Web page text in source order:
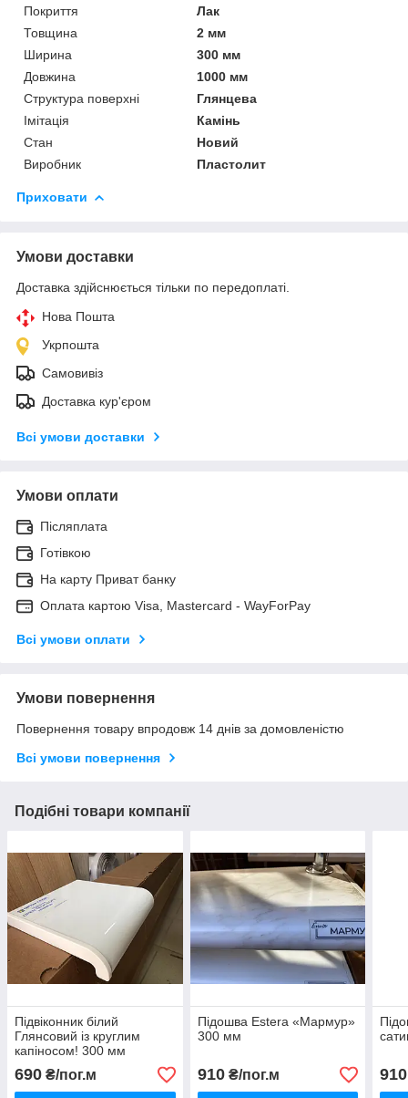
Покриття
Лак
Товщина
2 мм
Ширина
300 мм
Довжина
1000 мм
Структура поверхні
Глянцева
Імітація
Камінь
Стан
Новий
Виробник
Пластолит
Приховати
Умови доставки
Доставка здійснюється тільки по передоплаті.
Нова Пошта
Укрпошта
Самовивіз
Доставка кур'єром
Всі умови доставки
Умови оплати
Післяплата
Готівкою
На карту Приват банку
Оплата картою Visa, Mastercard - WayForPay
Всі умови оплати
Умови повернення
Повернення товару впродовж 14 днів за домовленістю
Всі умови повернення
Подібні товари компанії
Підвіконник білий
Глянсовий із круглим
капіносом! 300 мм
690 ₴/пог.м
Підошва Estera «Мармур»
300 мм
910₴/пог.м 910